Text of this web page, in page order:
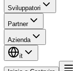
Sviluppatori
Partner
Azienda
it